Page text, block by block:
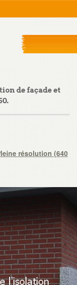
de façade et
résolution (640